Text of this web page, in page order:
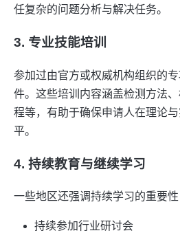
任复杂的问题分析与解决任务。
3. 专业技能培训
参加过由官方或权威机构组织的
件。这些培训内容涵盖检测方法
程等，有助于确保申请人在理论
平。
4. 持续教育与继续学习
一些地区还强调持续学习的重要性
持续参加行业研讨会